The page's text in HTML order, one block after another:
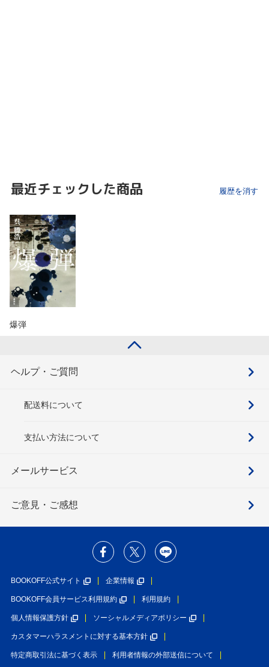
最近チェックした商品 履歴を消す
爆弾
ヘルプ・ご質問
配送料について
支払い方法について
メールサービス
ご意見・ご感想
BOOKOFF公式サイト 企業情報
BOOKOFF会員サービス利用規約 利用規約
個人情報保護方針 ソーシャルメディアポリシー
カスタマーハラスメントに対する基本方針
特定商取引法に基づく表示 利用者情報の外部送信について